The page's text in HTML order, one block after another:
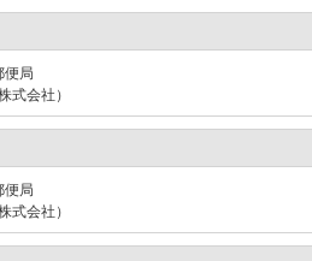
便局
式会社）
便局
式会社）